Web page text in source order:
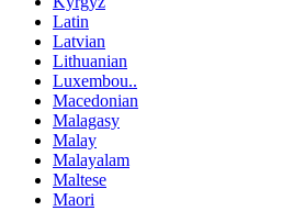
Latin
Latvian
Lithuanian
Luxembou..
Macedonian
Malagasy
Malay
Malayalam
Maltese
Maori